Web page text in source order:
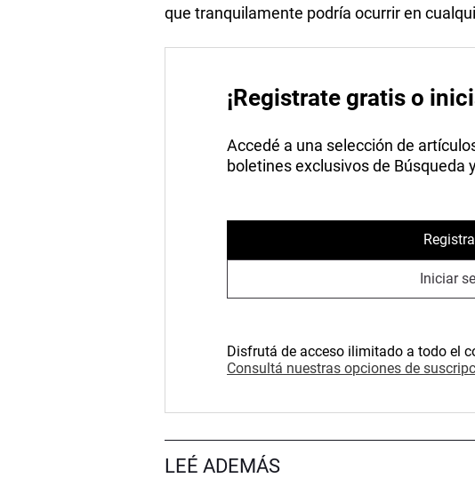
que tranquilamente podría ocurrir en
¡Registrate gratis o
Accedé a una selección de
boletines exclusivos de Búsqueda
Iniciar
Disfrutá de acceso ilimitado a todo el
Consultá nuestras opciones de
LEÉ ADEMÁS